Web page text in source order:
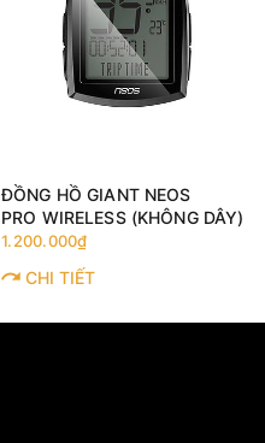
ĐỒNG HỒ GIANT NEOS
PRO WIRELESS (KHÔNG DÂY)
1.200.000₫
CHI TIẾT